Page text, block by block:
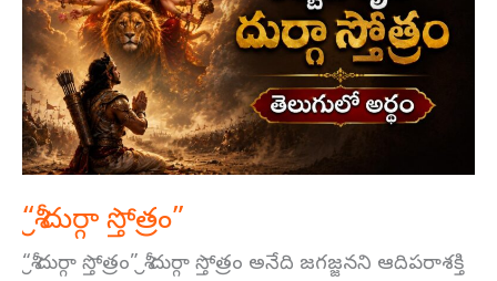
“శ్రీ దుర్గా స్తోత్రం”
“శ్రీ దుర్గా స్తోత్రం” శ్రీ దుర్గా స్తోత్రం అనేది జగజ్జనని ఆదిపరాశక్తి
స్తోత్రం”